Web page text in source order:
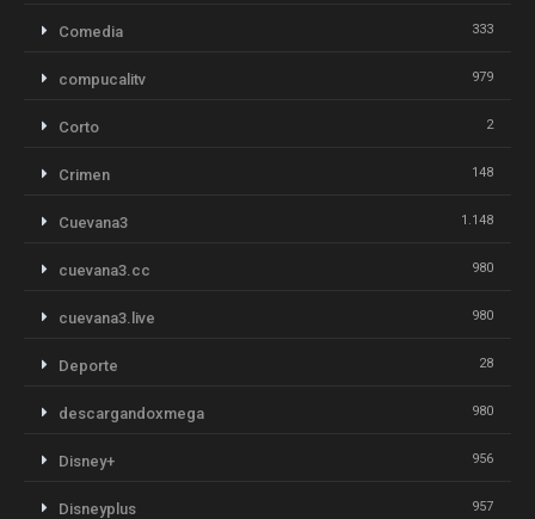
Comedia 333
compucalitv 979
Corto 2
Crimen 148
Cuevana3 1.148
cuevana3.cc 980
cuevana3.live 980
Deporte 28
descargandoxmega 980
Disney+ 956
Disneyplus 957